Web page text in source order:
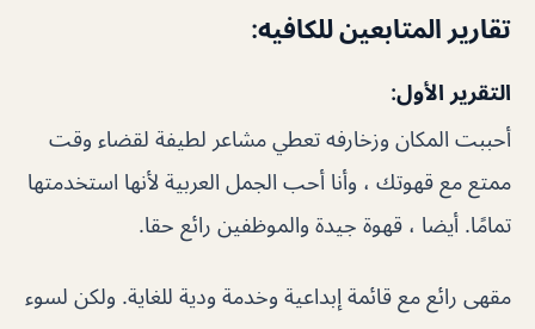
تقارير المتابعين للكافيه:
التقرير الأول:
أحببت المكان وزخارفه تعطي مشاعر لطيفة لقضاء وقت
ممتع مع قهوتك ، وأنا أحب الجمل العربية لأنها استخدمتها
تمامًا. أيضا ، قهوة جيدة والموظفين رائع حقا.
مقهى رائع مع قائمة إبداعية وخدمة ودية للغاية. ولكن لسوء